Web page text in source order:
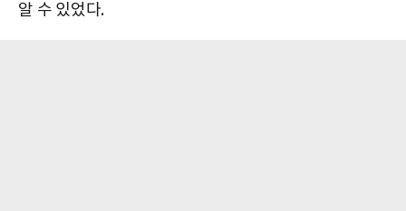
알 수 있었다.